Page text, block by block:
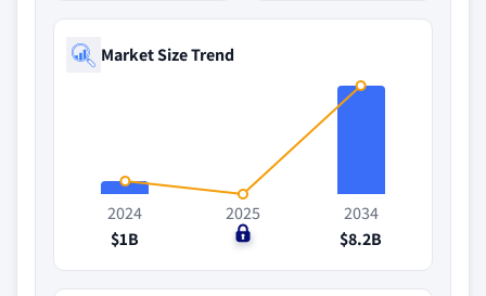
Market Size Trend
2024
$1B
2025
$0
2034
$8.2B